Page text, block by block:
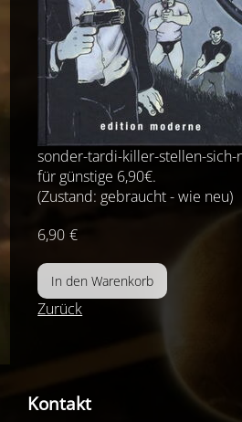
sonder-tardi-killer-stellen-sich-
für günstige 6,90€.
(Zustand: gebraucht - wie neu)
6,90 €
Zurück
Kontakt